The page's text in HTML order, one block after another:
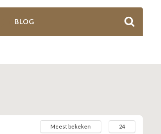
BLOG
Meest bekeken 24